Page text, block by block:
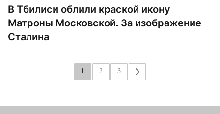
В Тбилиси облили краской икону
Матроны Московской. За изображение
Сталина
1 2 3 »